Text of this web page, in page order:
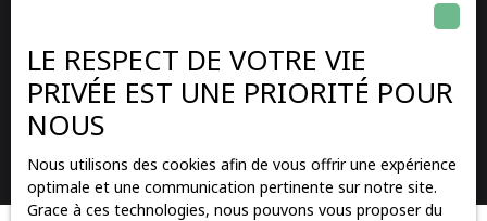
Surface min (m²)
LE RESPECT DE VOTRE VIE
PRIVÉE EST UNE PRIORITÉ POUR
NOUS
Nous utilisons des cookies afin de vous offrir une expérience
optimale et une communication pertinente sur notre site.
Grace à ces technologies, nous pouvons vous proposer du